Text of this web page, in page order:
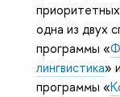
одна из двух
программы «
лингвистика»
программы «